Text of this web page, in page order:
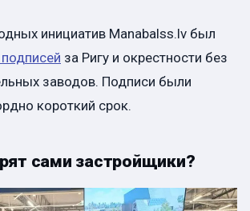
инициатив Manabalss.lv был
за Ригу и окрестности без
заводов. Подписи были
короткий срок.
сами застройщики?